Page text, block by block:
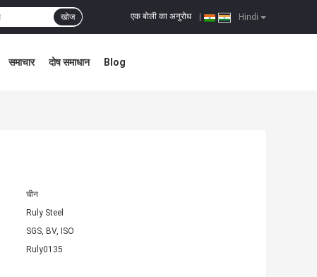
Hindi
एक बोली का अनुरोध
खोज
समाचार दोष समाधान Blog
चीन
Ruly Steel
SGS, BV, ISO
Ruly0135